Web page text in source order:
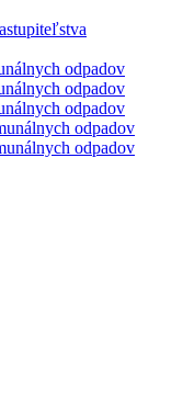
odpadov
odpadov
odpadov
odpadov
odpadov